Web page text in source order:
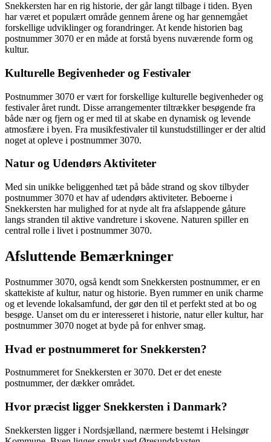
Snekkersten har en rig historie, der går langt tilbage i tiden. Byen
har været et populært område gennem årene og har gennemgået
forskellige udviklinger og forandringer. At kende historien bag
postnummer 3070 er en måde at forstå byens nuværende form og
kultur.
Kulturelle Begivenheder og Festivaler
Postnummer 3070 er vært for forskellige kulturelle begivenheder og
festivaler året rundt. Disse arrangementer tiltrækker besøgende fra
både nær og fjern og er med til at skabe en dynamisk og levende
atmosfære i byen. Fra musikfestivaler til kunstudstillinger er der altid
noget at opleve i postnummer 3070.
Natur og Udendørs Aktiviteter
Med sin unikke beliggenhed tæt på både strand og skov tilbyder
postnummer 3070 et hav af udendørs aktiviteter. Beboerne i
Snekkersten har mulighed for at nyde alt fra afslappende gåture
langs stranden til aktive vandreture i skovene. Naturen spiller en
central rolle i livet i postnummer 3070.
Afsluttende Bemærkninger
Postnummer 3070, også kendt som Snekkersten postnummer, er en
skattekiste af kultur, natur og historie. Byen rummer en unik charme
og et levende lokalsamfund, der gør den til et perfekt sted at bo og
besøge. Uanset om du er interesseret i historie, natur eller kultur, har
postnummer 3070 noget at byde på for enhver smag.
Hvad er postnummeret for Snekkersten?
Postnummeret for Snekkersten er 3070. Det er det eneste
postnummer, der dækker området.
Hvor præcist ligger Snekkersten i Danmark?
Snekkersten ligger i Nordsjælland, nærmere bestemt i Helsingør